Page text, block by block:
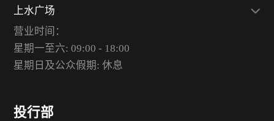
上水广场
营业时间：
星期一至六: 09:00 - 18:00
星期日及公众假期: 休息
投行部